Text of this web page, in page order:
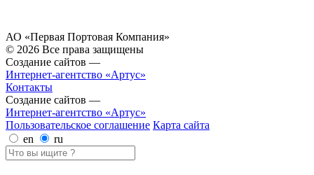
АО «Первая Портовая Компания»
© 2026 Все права защищены
Создание сайтов —
Интернет-агентство «Артус»
Контакты
Создание сайтов —
Интернет-агентство «Артус»
Пользовательское соглашение Карта сайта
en
ru